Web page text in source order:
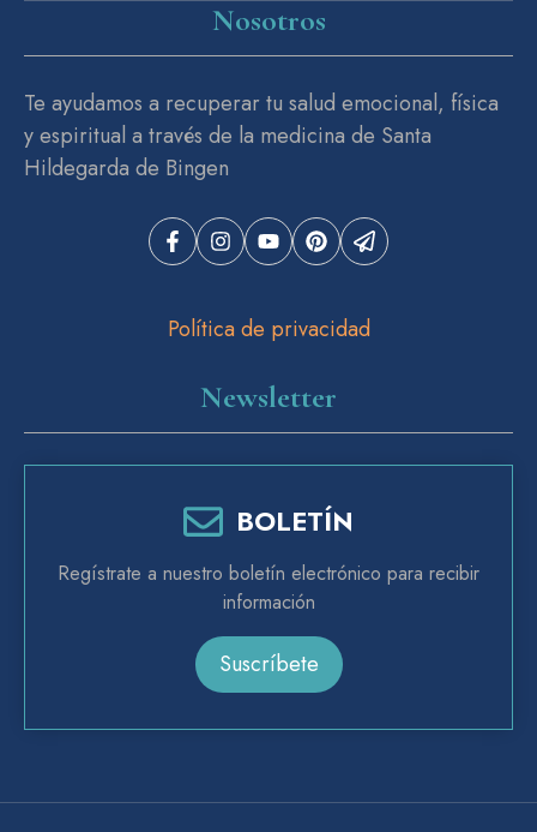
Nosotros
Te ayudamos a recuperar tu salud emocional, física
y espiritual a través de la medicina de Santa
Hildegarda de Bingen
Política de privacidad
Newsletter
BOLETÍN
Regístrate a nuestro boletín electrónico para recibir
información
Suscríbete